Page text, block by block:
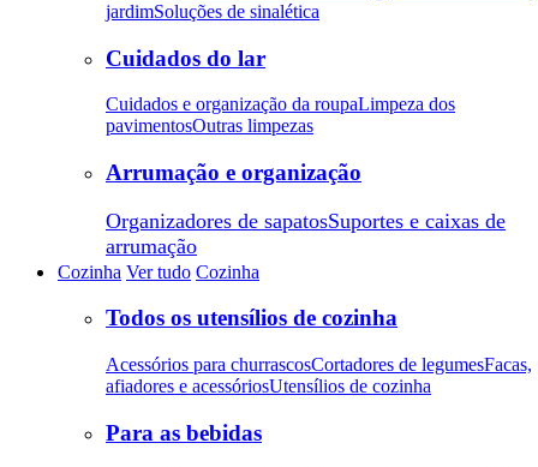
jardimSoluções de sinalética
Cuidados do lar
Cuidados e organização da roupaLimpeza dos
pavimentosOutras limpezas
Arrumação e organização
Organizadores de sapatosSuportes e caixas de
arrumação
Cozinha Ver tudo Cozinha
Todos os utensílios de cozinha
Acessórios para churrascosCortadores de legumesFacas,
afiadores e acessóriosUtensílios de cozinha
Para as bebidas